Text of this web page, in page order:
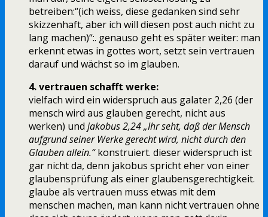
betreiben:“(ich weiss, diese gedanken sind sehr
skizzenhaft, aber ich will diesen post auch nicht zu
lang machen)“:. genauso geht es später weiter: man
erkennt etwas in gottes wort, setzt sein vertrauen
darauf und wächst so im glauben.
4. vertrauen schafft werke:
vielfach wird ein widerspruch aus galater 2,26 (der
mensch wird aus glauben gerecht, nicht aus
werken) und jakobus 2,24 „Ihr seht, daß der Mensch
aufgrund seiner Werke gerecht wird, nicht durch den
Glauben allein.“konstruiert. dieser widerspruch ist
gar nicht da, denn jakobus spricht eher von einer
glaubensprüfung als einer glaubensgerechtigkeit.
glaube als vertrauen muss etwas mit dem
menschen machen, man kann nicht vertrauen ohne